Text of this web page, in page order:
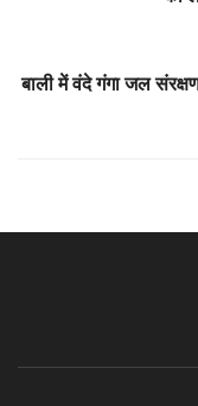
बाली में वंदे गंगा जल